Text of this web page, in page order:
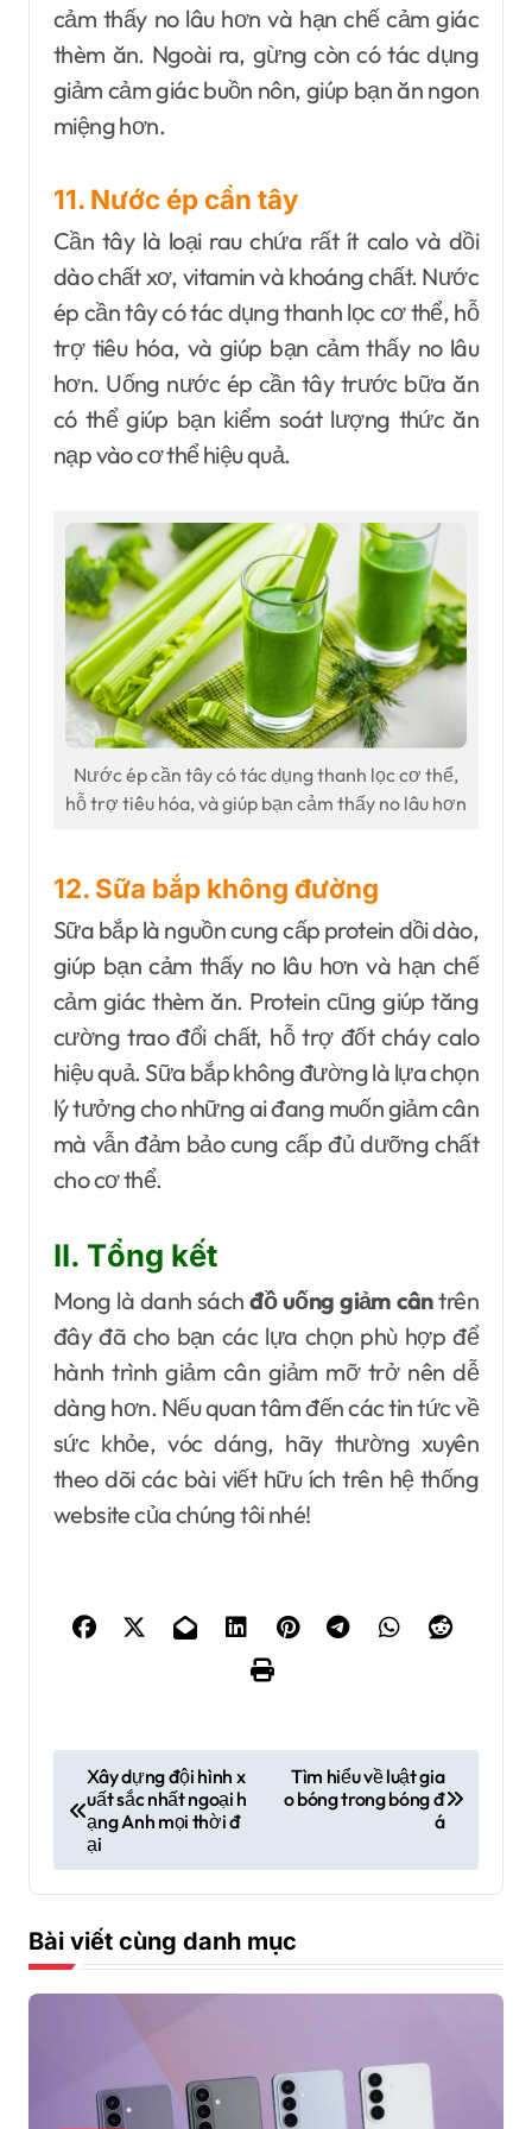
cảm thấy no lâu hơn và hạn chế cảm giác
thèm ăn. Ngoài ra, gừng còn có tác dụng
giảm cảm giác buồn nôn, giúp bạn ăn ngon
miệng hơn.
11. Nước ép cần tây
Cần tây là loại rau chứa rất ít calo và dồi
dào chất xơ, vitamin và khoáng chất. Nước
ép cần tây có tác dụng thanh lọc cơ thể, hỗ
trợ tiêu hóa, và giúp bạn cảm thấy no lâu
hơn. Uống nước ép cần tây trước bữa ăn
có thể giúp bạn kiểm soát lượng thức ăn
nạp vào cơ thể hiệu quả.
Nước ép cần tây có tác dụng thanh lọc cơ thể,
hỗ trợ tiêu hóa, và giúp bạn cảm thấy no lâu hơn
12. Sữa bắp không đường
Sữa bắp là nguồn cung cấp protein dồi dào,
giúp bạn cảm thấy no lâu hơn và hạn chế
cảm giác thèm ăn. Protein cũng giúp tăng
cường trao đổi chất, hỗ trợ đốt cháy calo
hiệu quả. Sữa bắp không đường là lựa chọn
lý tưởng cho những ai đang muốn giảm cân
mà vẫn đảm bảo cung cấp đủ dưỡng chất
cho cơ thể.
II. Tổng kết
Mong là danh sáchđồ uống giảm cântrên
đây đã cho bạn các lựa chọn phù hợp để
hành trình giảm cân giảm mỡ trở nên dễ
dàng hơn. Nếu quan tâm đến các tin tức về
sức khỏe, vóc dáng, hãy thường xuyên
theo dõi các bài viết hữu ích trên hệ thống
website của chúng tôi nhé!
u
h
ư
ớ
b
Xây dựng đội hình x
uất sắc nhất ngoại h
ạng Anh mọi thời đ
ại
Tìm hiểu về luật gia
o bóng trong bóng đ
á
Bài viết cùng danh mục